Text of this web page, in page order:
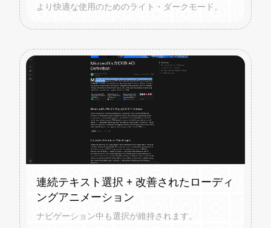
より快適な使用のためのライト・ダークモード。
連続テキスト選択 + 改善されたローディ
ングアニメーション
ナビゲーション中も選択が維持されます。